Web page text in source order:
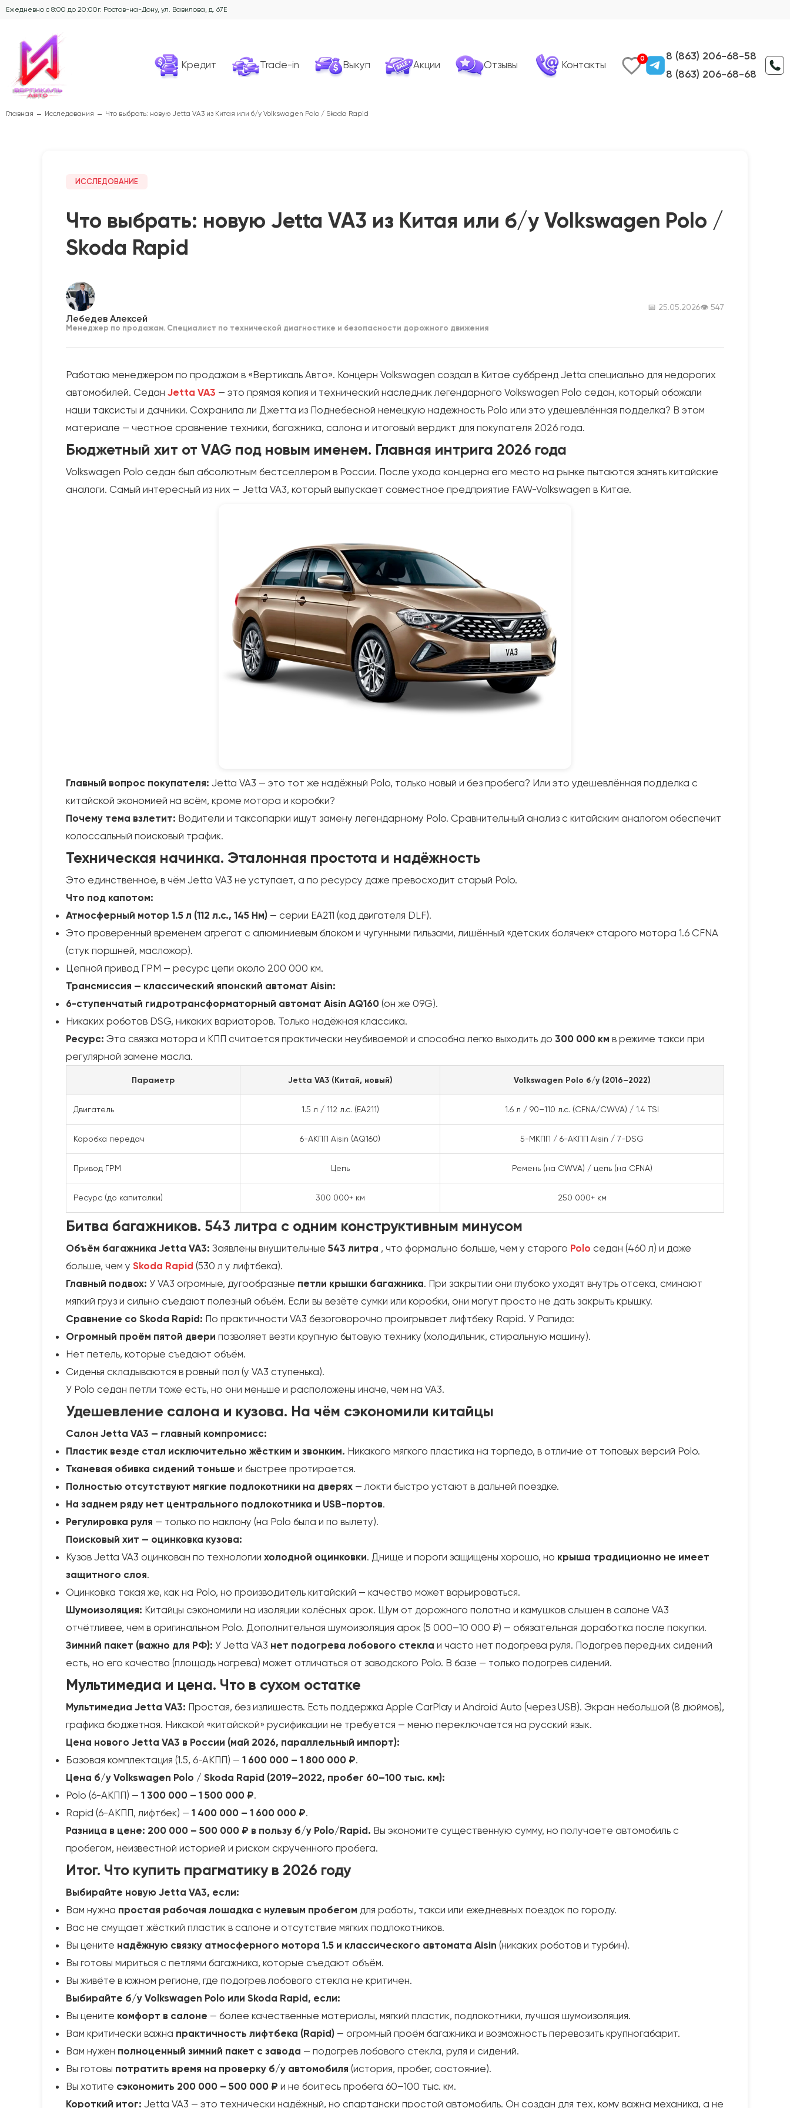
Ежедневно с 8:00 до 20:00г. Ростов-на-Дону, ул. Вавилова, д. 67Е
Кредит Trade-in Выкуп Акции Отзывы Контакты
0
8 (863) 206-68-58
8 (863) 206-68-68
Главная Исследования Что выбрать: новую Jetta VA3 из Китая или б/у Volkswagen Polo / Skoda Rapid
ИССЛЕДОВАНИЕ
Что выбрать: новую Jetta VA3 из Китая или б/у Volkswagen Polo /
Skoda Rapid
Лебедев Алексей
Менеджер по продажам. Специалист по технической диагностике и безопасности дорожного движения
📅 25.05.2026👁 547
Работаю менеджером по продажам в «Вертикаль Авто». Концерн Volkswagen создал в Китае суббренд Jetta специально для недорогих
автомобилей. Седан Jetta VA3 — это прямая копия и технический наследник легендарного Volkswagen Polo седан, который обожали
наши таксисты и дачники. Сохранила ли Джетта из Поднебесной немецкую надежность Polo или это удешевлённая подделка? В этом
материале — честное сравнение техники, багажника, салона и итоговый вердикт для покупателя 2026 года.
Бюджетный хит от VAG под новым именем. Главная интрига 2026 года
Volkswagen Polo седан был абсолютным бестселлером в России. После ухода концерна его место на рынке пытаются занять китайские
аналоги. Самый интересный из них — Jetta VA3, который выпускает совместное предприятие FAW-Volkswagen в Китае.
Главный вопрос покупателя: Jetta VA3 — это тот же надёжный Polo, только новый и без пробега? Или это удешевлённая подделка с
китайской экономией на всём, кроме мотора и коробки?
Почему тема взлетит: Водители и таксопарки ищут замену легендарному Polo. Сравнительный анализ с китайским аналогом обеспечит
колоссальный поисковый трафик.
Техническая начинка. Эталонная простота и надёжность
Это единственное, в чём Jetta VA3 не уступает, а по ресурсу даже превосходит старый Polo.
Что под капотом:
Атмосферный мотор 1.5 л (112 л.с., 145 Нм) — серии EA211 (код двигателя DLF).
Это проверенный временем агрегат с алюминиевым блоком и чугунными гильзами, лишённый «детских болячек» старого мотора 1.6 CFNA
(стук поршней, масложор).
Цепной привод ГРМ — ресурс цепи около 200 000 км.
Трансмиссия — классический японский автомат Aisin:
6-ступенчатый гидротрансформаторный автомат Aisin AQ160 (он же 09G).
Никаких роботов DSG, никаких вариаторов. Только надёжная классика.
Ресурс: Эта связка мотора и КПП считается практически неубиваемой и способна легко выходить до 300 000 км в режиме такси при
регулярной замене масла.
Параметр Jetta VA3 (Китай, новый) Volkswagen Polo б/у (2016–2022)
Двигатель 1.5 л / 112 л.с. (EA211) 1.6 л / 90–110 л.с. (CFNA/CWVA) / 1.4 TSI
Коробка передач 6-АКПП Aisin (AQ160) 5-МКПП / 6-АКПП Aisin / 7-DSG
Привод ГРМ Цепь Ремень (на CWVA) / цепь (на CFNA)
Ресурс (до капиталки) 300 000+ км 250 000+ км
Битва багажников. 543 литра с одним конструктивным минусом
Объём багажника Jetta VA3: Заявлены внушительные 543 литра , что формально больше, чем у старого Polo седан (460 л) и даже
больше, чем у Skoda Rapid (530 л у лифтбека).
Главный подвох: У VA3 огромные, дугообразные петли крышки багажника. При закрытии они глубоко уходят внутрь отсека, сминают
мягкий груз и сильно съедают полезный объём. Если вы везёте сумки или коробки, они могут просто не дать закрыть крышку.
Сравнение со Skoda Rapid: По практичности VA3 безоговорочно проигрывает лифтбеку Rapid. У Рапида:
Огромный проём пятой двери позволяет везти крупную бытовую технику (холодильник, стиральную машину).
Нет петель, которые съедают объём.
Сиденья складываются в ровный пол (у VA3 ступенька).
У Polo седан петли тоже есть, но они меньше и расположены иначе, чем на VA3.
Удешевление салона и кузова. На чём сэкономили китайцы
Салон Jetta VA3 — главный компромисс:
Пластик везде стал исключительно жёстким и звонким. Никакого мягкого пластика на торпедо, в отличие от топовых версий Polo.
Тканевая обивка сидений тоньше и быстрее протирается.
Полностью отсутствуют мягкие подлокотники на дверях — локти быстро устают в дальней поездке.
На заднем ряду нет центрального подлокотника и USB-портов.
Регулировка руля — только по наклону (на Polo была и по вылету).
Поисковый хит — оцинковка кузова:
Кузов Jetta VA3 оцинкован по технологии холодной оцинковки. Днище и пороги защищены хорошо, но крыша традиционно не имеет
защитного слоя.
Оцинковка такая же, как на Polo, но производитель китайский — качество может варьироваться.
Шумоизоляция: Китайцы сэкономили на изоляции колёсных арок. Шум от дорожного полотна и камушков слышен в салоне VA3
отчётливее, чем в оригинальном Polo. Дополнительная шумоизоляция арок (5 000–10 000 ₽) — обязательная доработка после покупки.
Зимний пакет (важно для РФ): У Jetta VA3 нет подогрева лобового стекла и часто нет подогрева руля. Подогрев передних сидений
есть, но его качество (площадь нагрева) может отличаться от заводского Polo. В базе — только подогрев сидений.
Мультимедиа и цена. Что в сухом остатке
Мультимедиа Jetta VA3: Простая, без излишеств. Есть поддержка Apple CarPlay и Android Auto (через USB). Экран небольшой (8 дюймов),
графика бюджетная. Никакой «китайской» русификации не требуется — меню переключается на русский язык.
Цена нового Jetta VA3 в России (май 2026, параллельный импорт):
Базовая комплектация (1.5, 6-АКПП) — 1 600 000 – 1 800 000 ₽.
Цена б/у Volkswagen Polo / Skoda Rapid (2019–2022, пробег 60–100 тыс. км):
Polo (6-АКПП) — 1 300 000 – 1 500 000 ₽.
Rapid (6-АКПП, лифтбек) — 1 400 000 – 1 600 000 ₽.
Разница в цене: 200 000 – 500 000 ₽ в пользу б/у Polo/Rapid. Вы экономите существенную сумму, но получаете автомобиль с
пробегом, неизвестной историей и риском скрученного пробега.
Итог. Что купить прагматику в 2026 году
Выбирайте новую Jetta VA3, если:
Вам нужна простая рабочая лошадка с нулевым пробегом для работы, такси или ежедневных поездок по городу.
Вас не смущает жёсткий пластик в салоне и отсутствие мягких подлокотников.
Вы цените надёжную связку атмосферного мотора 1.5 и классического автомата Aisin (никаких роботов и турбин).
Вы готовы мириться с петлями багажника, которые съедают объём.
Вы живёте в южном регионе, где подогрев лобового стекла не критичен.
Выбирайте б/у Volkswagen Polo или Skoda Rapid, если:
Вы цените комфорт в салоне — более качественные материалы, мягкий пластик, подлокотники, лучшая шумоизоляция.
Вам критически важна практичность лифтбека (Rapid) — огромный проём багажника и возможность перевозить крупногабарит.
Вам нужен полноценный зимний пакет с завода — подогрев лобового стекла, руля и сидений.
Вы готовы потратить время на проверку б/у автомобиля (история, пробег, состояние).
Вы хотите сэкономить 200 000 – 500 000 ₽ и не боитесь пробега 60–100 тыс. км.
Короткий итог: Jetta VA3 — это технически надёжный, но спартански простой автомобиль. Он создан для тех, кому важна механика, а не